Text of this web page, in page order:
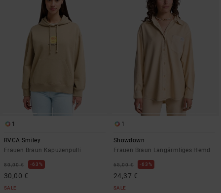
1
RVCA Smiley
Frauen Braun Kapuzenpulli
80,00 € 63%
30,00 €
SALE
1
Showdown
Frauen Braun Langärmliges Hemd
65,00 € 63%
24,37 €
SALE